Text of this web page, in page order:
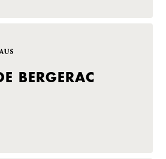
BERGERAC